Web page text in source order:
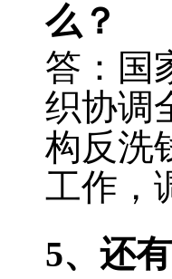
么？
答：国
织协调
构反洗
工作，
5、还